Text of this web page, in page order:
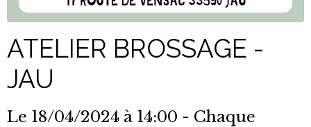
ATELIER BROSSAGE -
JAU
Le 18/04/2024 à 14:00 - Chaque